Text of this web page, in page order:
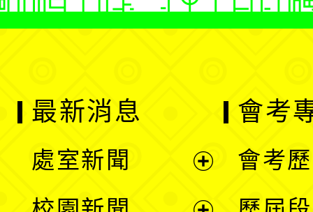
最新消息
處室新聞
會考
會考